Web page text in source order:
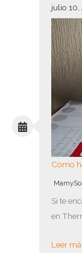
julio 10,
Como
Si te
en
Leer